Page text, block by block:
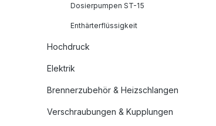
Dosierpumpen ST-15
Enthärterflüssigkeit
Hochdruck
Elektrik
Brennerzubehör & Heizschlangen
Verschraubungen & Kupplungen